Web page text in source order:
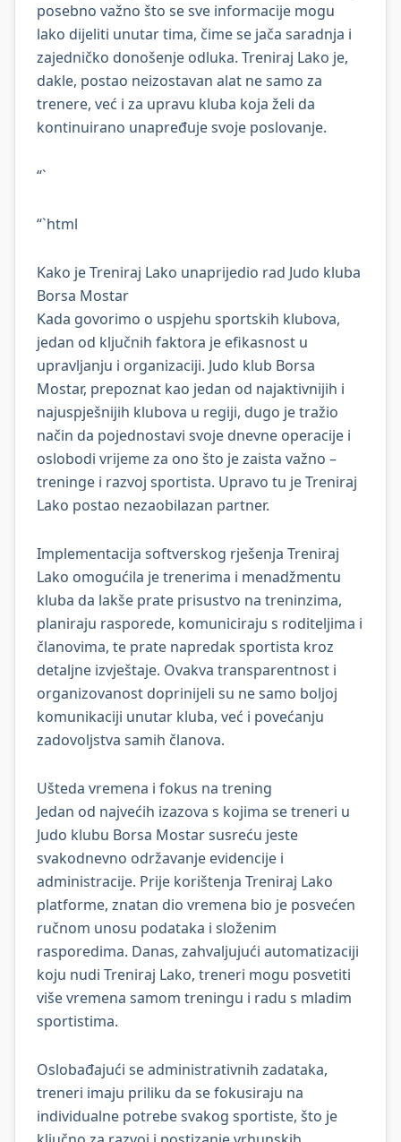
posebno važno što se sve informacije mogu
lako dijeliti unutar tima, čime se jača saradnja i
zajedničko donošenje odluka. Treniraj Lako je,
dakle, postao neizostavan alat ne samo za
trenere, već i za upravu kluba koja želi da
kontinuirano unapređuje svoje poslovanje.
“`
“`html
Kako je Treniraj Lako unaprijedio rad Judo kluba
Borsa Mostar
Kada govorimo o uspjehu sportskih klubova,
jedan od ključnih faktora je efikasnost u
upravljanju i organizaciji. Judo klub Borsa
Mostar, prepoznat kao jedan od najaktivnijih i
najuspješnijih klubova u regiji, dugo je tražio
način da pojednostavi svoje dnevne operacije i
oslobodi vrijeme za ono što je zaista važno –
treninge i razvoj sportista. Upravo tu je Treniraj
Lako postao nezaobilazan partner.
Implementacija softverskog rješenja Treniraj
Lako omogućila je trenerima i menadžmentu
kluba da lakše prate prisustvo na treninzima,
planiraju rasporede, komuniciraju s roditeljima i
članovima, te prate napredak sportista kroz
detaljne izvještaje. Ovakva transparentnost i
organizovanost doprinijeli su ne samo boljoj
komunikaciji unutar kluba, već i povećanju
zadovoljstva samih članova.
Ušteda vremena i fokus na trening
Jedan od najvećih izazova s kojima se treneri u
Judo klubu Borsa Mostar susreću jeste
svakodnevno održavanje evidencije i
administracije. Prije korištenja Treniraj Lako
platforme, znatan dio vremena bio je posvećen
ručnom unosu podataka i složenim
rasporedima. Danas, zahvaljujući automatizaciji
koju nudi Treniraj Lako, treneri mogu posvetiti
više vremena samom treningu i radu s mladim
sportistima.
Oslobađajući se administrativnih zadataka,
treneri imaju priliku da se fokusiraju na
individualne potrebe svakog sportiste, što je